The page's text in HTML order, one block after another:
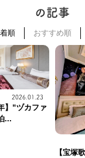
の記事
順 おすすめ順
2026.01.23
】“ヅカファ
...
【宝塚